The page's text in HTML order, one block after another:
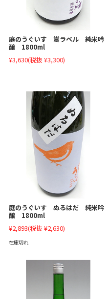
庭のうぐいす 鴬ラベル 純米吟
醸 1800ml
¥3,630(税抜 ¥3,300)
庭のうぐいす ぬるはだ 純米吟
醸 1800ml
¥2,893(税抜 ¥2,630)
在庫切れ